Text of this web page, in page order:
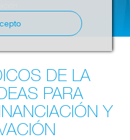
DE LA
PARA
Y